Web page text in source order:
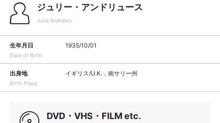
ジュリー・アンドリュース
Julie Andrews
生年月日
Date of Birth
1935/10/01
出身地
Birth Place
イギリス/U.K.，南サリー州
DVD・VHS・FILM etc.